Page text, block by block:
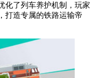
化了列车养护机制，玩家
打造专属的铁路运输帝